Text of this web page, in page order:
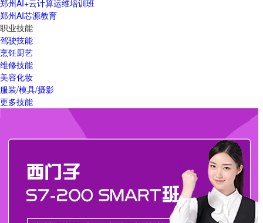
郑州AI+云计算运维培训班
郑州AI芯源教育
职业技能
驾驶技能
烹饪厨艺
维修技能
美容化妆
服装/模具/摄影
更多技能